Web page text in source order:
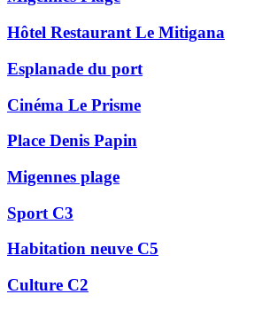
Hôtel Restaurant Le Mitigana
Esplanade du port
Cinéma Le Prisme
Place Denis Papin
Migennes plage
Sport C3
Habitation neuve C5
Culture C2